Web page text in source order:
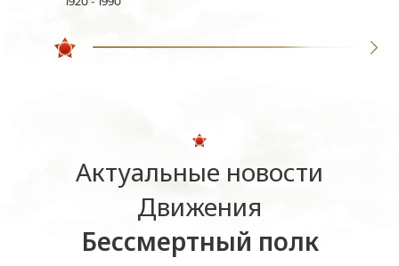
Актуальные новости
Движения
Бессмертный полк